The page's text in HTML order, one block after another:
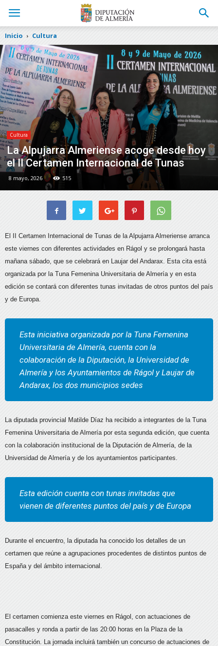
Inicio Cultura
Cultura
La Alpujarra Almeriense acoge desde hoy
el II Certamen Internacional de Tunas
8 mayo, 2026 515
El II Certamen Internacional de Tunas de la Alpujarra Almeriense arranca
este viernes con diferentes actividades en Rágol y se prolongará hasta
mañana sábado, que se celebrará en Laujar del Andarax. Esta cita está
organizada por la Tuna Femenina Universitaria de Almería y en esta
edición se contará con diferentes tunas invitadas de otros puntos del país
y de Europa.
Esta iniciativa organizada por la Tuna Femenina
Universitaria de Almería, cuenta con la
colaboración de la Diputación, la Universidad de
Almería y los Ayuntamientos de Rágol y Laujar de
Andarax, los dos municipios sedes
La diputada provincial Matilde Díaz ha recibido a integrantes de la Tuna
Femenina Universitaria de Almería por esta segunda edición, que cuenta
con la colaboración institucional de la Diputación de Almería, de la
Universidad de Almería y de los ayuntamientos participantes.
Esta edición cuenta con tunas invitadas que
vienen de diferentes puntos del país y de Europa
Durante el encuentro, la diputada ha conocido los detalles de un
certamen que reúne a agrupaciones procedentes de distintos puntos de
España y del ámbito internacional.
El certamen comienza este viernes en Rágol, con actuaciones de
pasacalles y ronda a partir de las 20:00 horas en la Plaza de la
Constitución. La jornada incluirá también un concurso de actuaciones de